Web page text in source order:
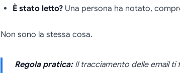
È stato letto? Una persona ha notato,
Non sono la stessa cosa.
Regola pratica:Il tracciamento delle email ti